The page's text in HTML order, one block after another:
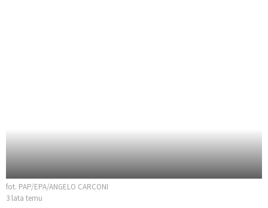
fot. PAP/EPA/ANGELO CARCONI
3 lata temu